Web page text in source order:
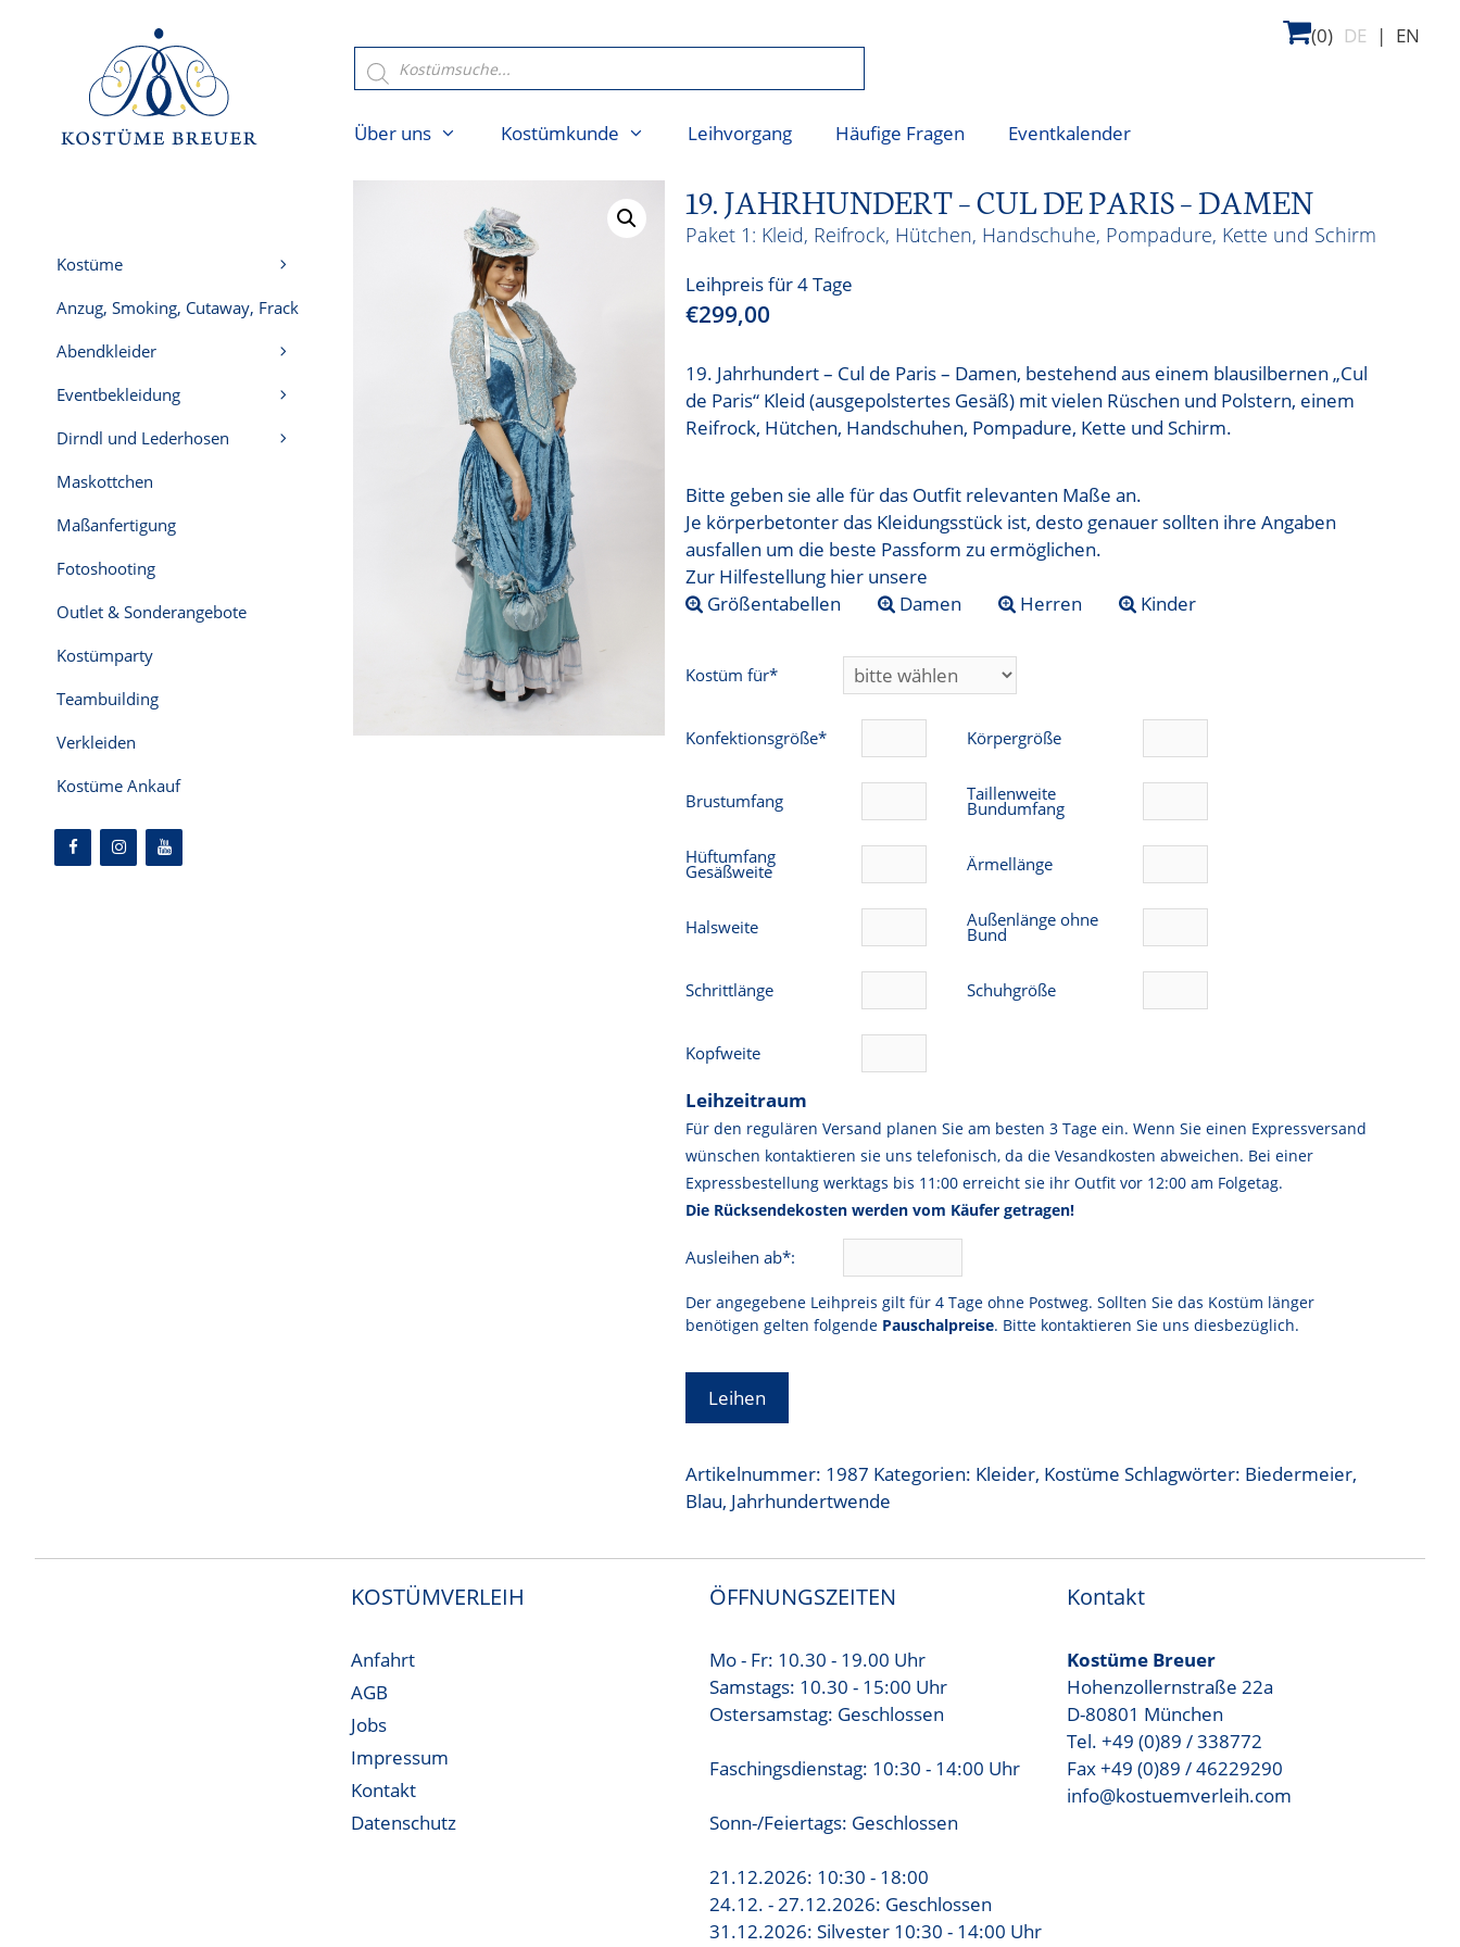
Products
search
(0) DE | EN
Über uns Kostümkunde Leihvorgang Häufige Fragen Eventkalender
19. JAHRHUNDERT – CUL DE PARIS – DAMEN
Kleid, Reifrock, Hütchen, Handschuhe, Pompadure, Kette und Schirm
Leihpreis für 4 Tage
€299,00
19. Jahrhundert – Cul de Paris – Damen, bestehend aus einem blausilbernen „Cul
de Paris“ Kleid (ausgepolstertes Gesäß) mit vielen Rüschen und Polstern, einem
Reifrock, Hütchen, Handschuhen, Pompadure, Kette und Schirm.
Bitte geben sie alle für das Outfit relevanten Maße an.
Je körperbetonter das Kleidungsstück ist, desto genauer sollten ihre Angaben
ausfallen um die beste Passform zu ermöglichen.
Zur Hilfestellung hier unsere
Größentabellen
Damen Herren Kinder
Kostüm für*
Konfektionsgröße* Körpergröße
Brustumfang Taillenweite
Bundumfang
Hüftumfang
Gesäßweite Ärmellänge
Halsweite Außenlänge ohne
Bund
Schrittlänge Schuhgröße
Kopfweite
Leihzeitraum
Für den regulären Versand planen Sie am besten 3 Tage ein. Wenn Sie einen Expressversand
wünschen kontaktieren sie uns telefonisch, da die Vesandkosten abweichen. Bei einer
Expressbestellung werktags bis 11:00 erreicht sie ihr Outfit vor 12:00 am Folgetag.
Die Rücksendekosten werden vom Käufer getragen!
Ausleihen ab*:
Der angegebene Leihpreis gilt für 4 Tage ohne Postweg. Sollten Sie das Kostüm länger
benötigen gelten folgende Pauschalpreise. Bitte kontaktieren Sie uns diesbezüglich.
Leihen
Artikelnummer: 1987 Kategorien: Kleider, Kostüme Schlagwörter: Biedermeier,
Blau, Jahrhundertwende
Kostüme
Anzug, Smoking, Cutaway, Frack
Abendkleider
Eventbekleidung
Dirndl und Lederhosen
Maskottchen
Maßanfertigung
Fotoshooting
Outlet & Sonderangebote
Kostümparty
Teambuilding
Verkleiden
Kostüme Ankauf
KOSTÜMVERLEIH
Anfahrt
AGB
Jobs
Impressum
Kontakt
Datenschutz
ÖFFNUNGSZEITEN
Mo - Fr: 10.30 - 19.00 Uhr
Samstags: 10.30 - 15:00 Uhr
Ostersamstag: Geschlossen
Faschingsdienstag: 10:30 - 14:00 Uhr
Sonn-/Feiertags: Geschlossen
21.12.2026: 10:30 - 18:00
24.12. - 27.12.2026: Geschlossen
31.12.2026: Silvester 10:30 - 14:00 Uhr
Kontakt
Kostüme Breuer
Hohenzollernstraße 22a
D-80801 München
Tel. +49 (0)89 / 338772
Fax +49 (0)89 / 46229290
info@kostuemverleih.com